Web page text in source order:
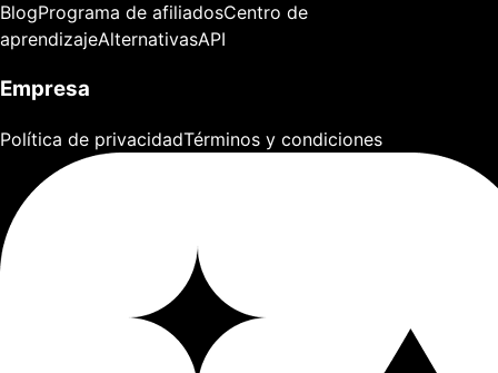
BlogPrograma de afiliadosCentro de
aprendizajeAlternativasAPI
Empresa
Política de privacidadTérminos y condiciones